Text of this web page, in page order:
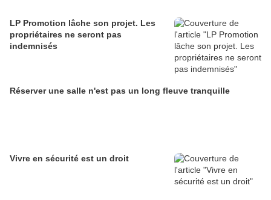
LP Promotion lâche son projet. Les
propriétaires ne seront pas
indemnisés
Réserver une salle n'est pas un long fleuve tranquille
Vivre en sécurité est un droit